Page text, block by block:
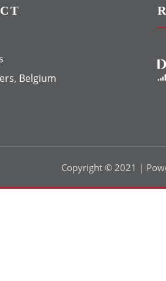
Belgium
Vers le site Drouot
Copyright © 2021 |